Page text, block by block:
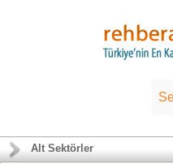
Alt Sektörler